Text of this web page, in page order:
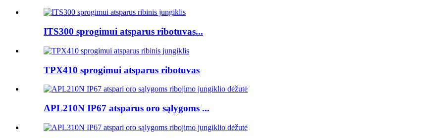
ITS300 sprogimui atsparus ribotuvas...
TPX410 sprogimui atsparus ribotuvas
APL210N IP67 atsparus oro sąlygoms ...